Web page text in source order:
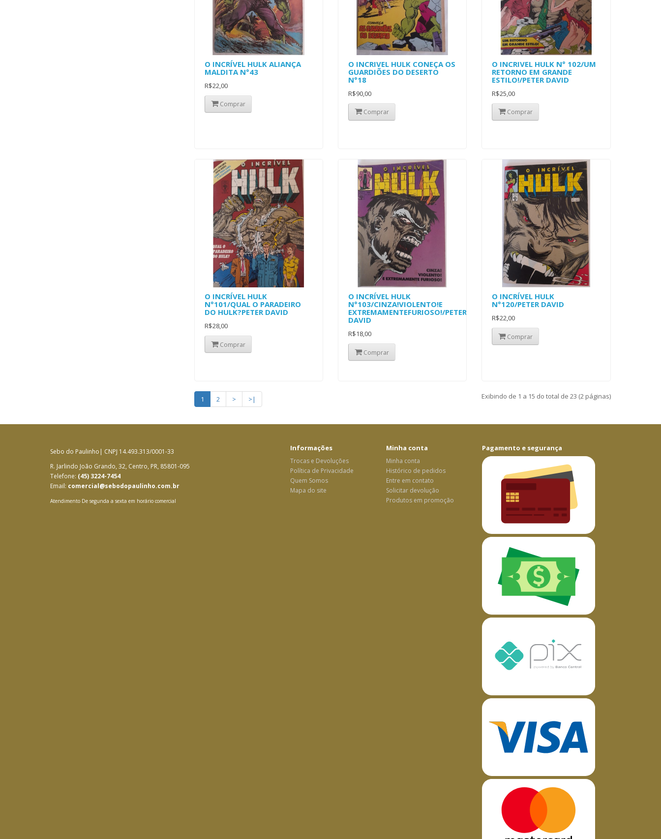
O INCRÍVEL HULK ALIANÇA
MALDITA N°43
R$22,00
Comprar
O INCRIVEL HULK CONEÇA OS
GUARDIÕES DO DESERTO
N°18
R$90,00
Comprar
O INCRIVEL HULK N° 102/UM
RETORNO EM GRANDE
ESTILO!/PETER DAVID
R$25,00
Comprar
O INCRÍVEL HULK
N°101/QUAL O PARADEIRO
DO HULK?PETER DAVID
R$28,00
Comprar
O INCRÍVEL HULK
N°103/CINZA!VIOLENTO!E
EXTREMAMENTEFURIOSO!/PETER
DAVID
R$18,00
Comprar
O INCRÍVEL HULK
N°120/PETER DAVID
R$22,00
Comprar
1 2 > >| Exibindo de 1 a 15 do total de 23 (2 páginas)
Sebo do Paulinho| CNPJ 14.493.313/0001-33
R. Jarlindo João Grando, 32, Centro, PR, 85801-095
Telefone: (45) 3224-7454
Email: comercial@sebodopaulinho.com.br
Atendimento De segunda a sexta em horário comercial
Informações
Trocas e Devoluções
Política de Privacidade
Quem Somos
Mapa do site
Minha conta
Minha conta
Histórico de pedidos
Entre em contato
Solicitar devolução
Produtos em promoção
Pagamento e segurança